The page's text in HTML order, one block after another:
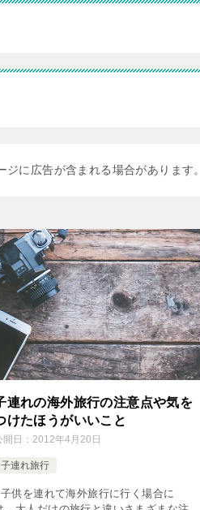
ジに広告が含まれる場合があります。
連れの海外旅行の注意点や気を
けたほうがいいこと
開日：2012年4月20日
子連れ旅行
子供を連れて海外旅行に行く場合に